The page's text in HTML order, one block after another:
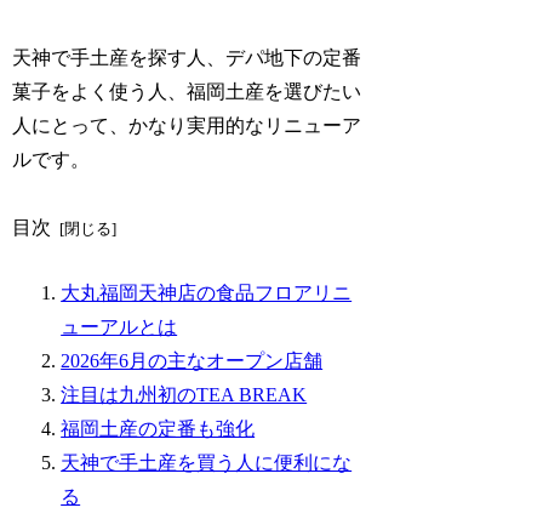
天神で手土産を探す人、デパ地下の定番
菓子をよく使う人、福岡土産を選びたい
人にとって、かなり実用的なリニューア
ルです。
目次
大丸福岡天神店の食品フロアリニ
ューアルとは
2026年6月の主なオープン店舗
注目は九州初のTEA BREAK
福岡土産の定番も強化
天神で手土産を買う人に便利にな
る